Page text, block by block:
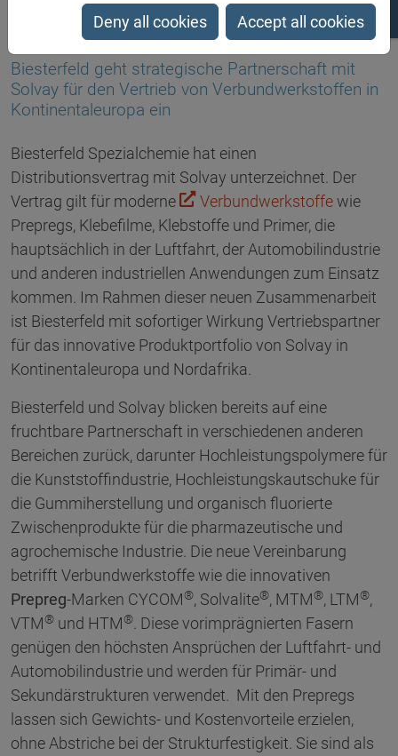
16.12.2021
Biesterfeld geht strategische Partnerschaft mit
Solvay für den Vertrieb von Verbundwerkstoffen in
Kontinentaleuropa ein
Biesterfeld Spezialchemie hat einen
Distributionsvertrag mit Solvay unterzeichnet. Der
Vertrag gilt für moderne
Verbundwerkstoffewie
Prepregs, Klebefilme, Klebstoffe und Primer, die
hauptsächlich in der Luftfahrt, der Automobilindustrie
und anderen industriellen Anwendungen zum Einsatz
kommen. Im Rahmen dieser neuen Zusammenarbeit
ist Biesterfeld mit sofortiger Wirkung Vertriebspartner
für das innovative Produktportfolio von Solvay in
Kontinentaleuropa und Nordafrika.
Biesterfeld und Solvay blicken bereits auf eine
fruchtbare Partnerschaft in verschiedenen anderen
Bereichen zurück, darunter Hochleistungspolymere für
die Kunststoffindustrie, Hochleistungskautschuke für
die Gummiherstellung und organisch fluorierte
Zwischenprodukte für die pharmazeutische und
agrochemische Industrie. Die neue Vereinbarung
betrifft Verbundwerkstoffe wie die innovativen
Prepreg-Marken CYCOM®, Solvalite®, MTM®, LTM®,
VTM® und HTM®. Diese vorimprägnierten Fasern
genügen den höchsten Ansprüchen der Luftfahrt- und
Automobilindustrie und werden für Primär- und
Sekundärstrukturen verwendet. Mit den Prepregs
lassen sich Gewichts- und Kostenvorteile erzielen,
ohne Abstriche bei der Strukturfestigkeit. Sie sind als
Deny all cookies Accept all cookies